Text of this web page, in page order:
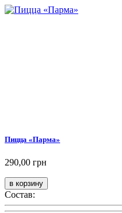
Пицца «Парма»
290,00 грн
Состав: